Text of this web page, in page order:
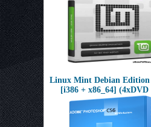
Linux Mint Debian Edition
[i386 + x86_64] (4xDVD